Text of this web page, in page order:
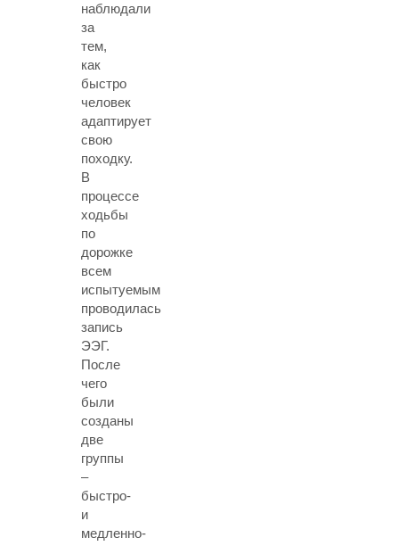
наблюдали
за
тем,
как
быстро
человек
адаптирует
свою
походку.
В
процессе
ходьбы
по
дорожке
всем
испытуемым
проводилась
запись
ЭЭГ.
После
чего
были
созданы
две
группы
–
быстро-
и
медленно-